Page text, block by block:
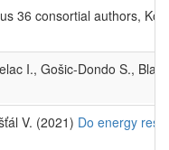
36 consortial authors,
I., Gošic-Dondo S.,
V. (2021) Do energy